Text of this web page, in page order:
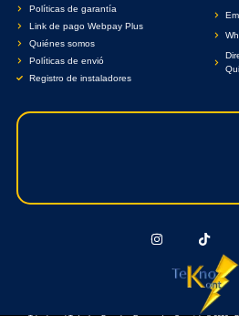
Políticas de garantía
Link de pago Webpay Plus
Quiénes somos
Políticas de envió
Registro de instaladores
Teknokont.cl Todos Los Derechos Reservados. Copyright © 2026 -